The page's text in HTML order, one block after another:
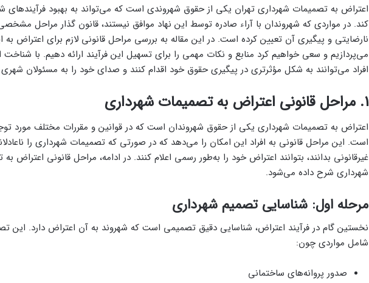
اعتراض به تصمیمات شهرداری تهران یکی از حقوق شهروندی است که می‌تواند به بهبود
کند. در مواردی که شهروندان با آراء صادره توسط این نهاد موافق نیستند، قانون گذار مراحل مشخصی
نارضایتی و پیگیری آن تعیین کرده است. در این مقاله به بررسی مراحل قانونی لازم برای اعتراض به
می‌پردازیم و سعی خواهیم کرد منابع و نکات مهمی را برای تسهیل این فرآیند ارائه دهیم. با شناخت
افراد می‌توانند به شکل مؤثرتری در پیگیری حقوق خود اقدام کنند و صدای خود را به مسئولان شهری
1. مراحل قانونی اعتراض به تصمیمات شهرداری
اعتراض به تصمیمات شهرداری یکی از حقوق شهروندان است که در قوانین و مقررات مختلف مورد
است. این مراحل قانونی به افراد این امکان را می‌دهد که در صورتی که تصمیمات شهرداری را
غیرقانونی بدانند، بتوانند اعتراض خود را به‌طور رسمی اعلام کنند. در ادامه، مراحل قانونی اعتراض
شهرداری شرح داده می‌شود.
مرحله اول: شناسایی تصمیم شهرداری
نخستین گام در فرآیند اعتراض، شناسایی دقیق تصمیمی است که شهروند به آن اعتراض دارد. این
شامل مواردی چون:
صدور پروانه‌های ساختمانی